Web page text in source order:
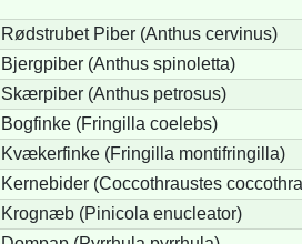
Rødstrubet Piber (Anthus cervinus)
Bjergpiber (Anthus spinoletta)
Skærpiber (Anthus petrosus)
Bogfinke (Fringilla coelebs)
Kvækerfinke (Fringilla montifringilla)
Kernebider (Coccothraustes
Krognæb (Pinicola enucleator)